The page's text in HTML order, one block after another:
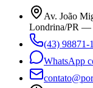
Av. João
Londrina/PR —
(43) 98871-
WhatsApp